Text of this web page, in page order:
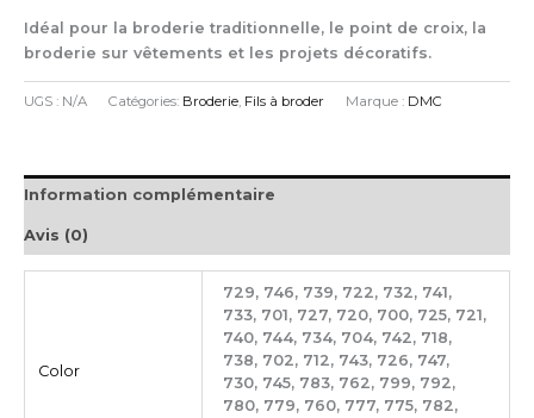
Idéal pour la broderie traditionnelle, le point de croix, la
broderie sur vêtements et les projets décoratifs.
UGS : N/A Catégories: Broderie, Fils à broder Marque : DMC
Information complémentaire
Avis (0)
Color
729, 746, 739, 722, 732, 741,
733, 701, 727, 720, 700, 725, 721,
740, 744, 734, 704, 742, 718,
738, 702, 712, 743, 726, 747,
730, 745, 783, 762, 799, 792,
780, 779, 760, 777, 775, 782,